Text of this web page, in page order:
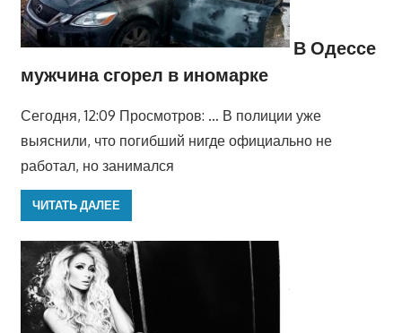
В Одессе
мужчина сгорел в иномарке
Сегодня, 12:09 Просмотров: … В полиции уже
выяснили, что погибший нигде официально не
работал, но занимался
ЧИТАТЬ ДАЛЕЕ